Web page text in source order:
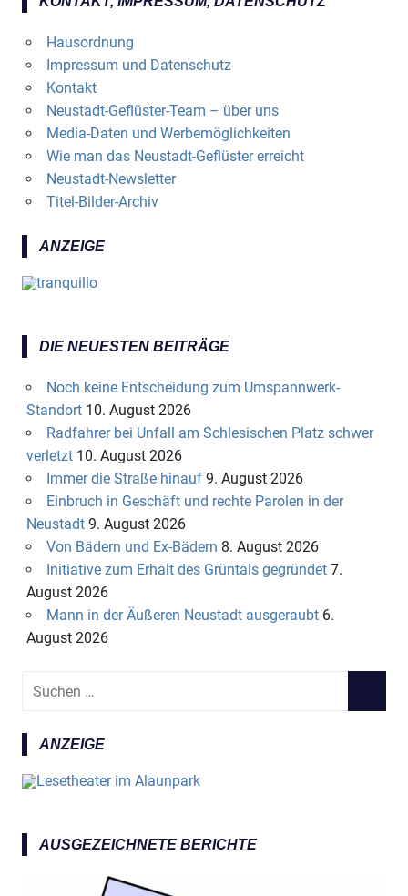
Hausordnung
Impressum und Datenschutz
Kontakt
Neustadt-Geflüster-Team – über uns
Media-Daten und Werbemöglichkeiten
Wie man das Neustadt-Geflüster erreicht
Neustadt-Newsletter
Titel-Bilder-Archiv
ANZEIGE
DIE NEUESTEN BEITRÄGE
Noch keine Entscheidung zum Umspannwerk-
Standort 10. August 2026
Radfahrer bei Unfall am Schlesischen Platz schwer
verletzt 10. August 2026
Immer die Straße hinauf 9. August 2026
Einbruch in Geschäft und rechte Parolen in der
Neustadt 9. August 2026
Von Bädern und Ex-Bädern 8. August 2026
Initiative zum Erhalt des Grüntals gegründet 7.
August 2026
Mann in der Äußeren Neustadt ausgeraubt 6.
August 2026
e
ANZEIGE
AUSGEZEICHNETE BERICHTE